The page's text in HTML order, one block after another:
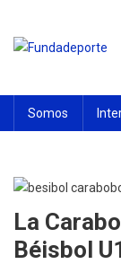
contenido
actividades
Somos
La
Béisbol